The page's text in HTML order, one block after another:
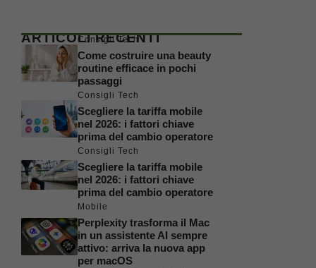
ARTICOLI RECENTI
Consigli Tech
Come costruire una beauty
routine efficace in pochi
passaggi
Consigli Tech
Scegliere la tariffa mobile
nel 2026: i fattori chiave
prima del cambio operatore
Consigli Tech
Scegliere la tariffa mobile
nel 2026: i fattori chiave
prima del cambio operatore
Mobile
Perplexity trasforma il Mac
in un assistente AI sempre
attivo: arriva la nuova app
per macOS